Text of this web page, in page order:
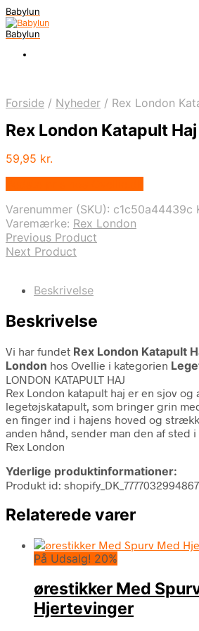
Babylun
Babylun
Forside / Nyheder / Rex London
Rex London Katapult
59,95 kr.
Varenummer (SKU): c1c50a44439c
Varemærke: Rex London
Previous Product
Next Product
Beskrivelse
Beskrivelse
Vi har fundet Rex London Katapult
London hos Ovellie i kategorien
LONDON KATAPULT HAJ
Rex London katapult haj er en sjov og
legetøjskatapult, som bringer grin
en finger ind i hajens hoved og
anden hånd, sender man den af sted
Rex London
Yderlige produktinformationer:
Produkt id:
Relaterede varer
På Udsalg! 20%
ørestikker Med
Hjertevinger